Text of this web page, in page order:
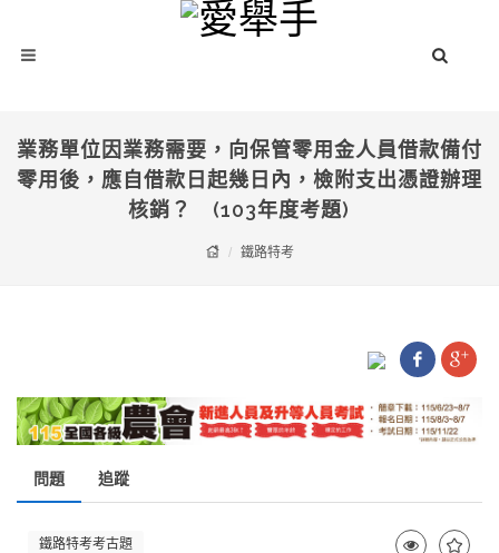
業務單位因業務需要，向保管零用金人員借款備付
零用後，應自借款日起幾日內，檢附支出憑證辦理
核銷？ (103年度考題)
鐵路特考
問題 追蹤
鐵路特考考古題